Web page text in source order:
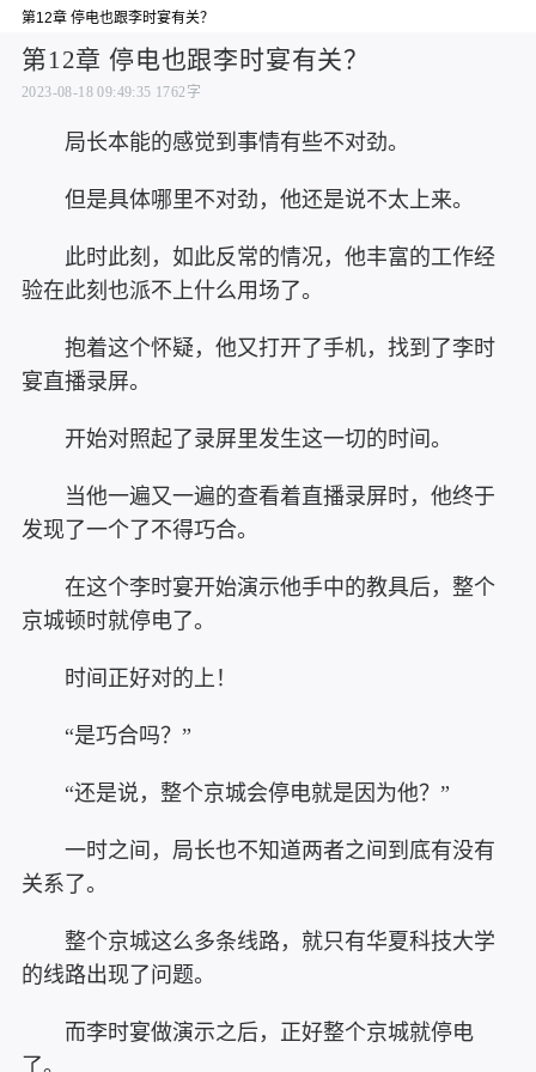
第12章 停电也跟李时宴有关？
第12章 停电也跟李时宴有关？
2023-08-18 09:49:35 1762字
局长本能的感觉到事情有些不对劲。
但是具体哪里不对劲，他还是说不太上来。
此时此刻，如此反常的情况，他丰富的工作经
验在此刻也派不上什么用场了。
抱着这个怀疑，他又打开了手机，找到了李时
宴直播录屏。
开始对照起了录屏里发生这一切的时间。
当他一遍又一遍的查看着直播录屏时，他终于
发现了一个了不得巧合。
在这个李时宴开始演示他手中的教具后，整个
京城顿时就停电了。
时间正好对的上！
“是巧合吗？”
“还是说，整个京城会停电就是因为他？”
一时之间，局长也不知道两者之间到底有没有
关系了。
整个京城这么多条线路，就只有华夏科技大学
的线路出现了问题。
而李时宴做演示之后，正好整个京城就停电
了。